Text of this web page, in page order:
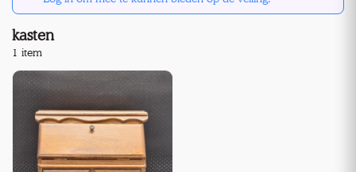
kasten
1 item